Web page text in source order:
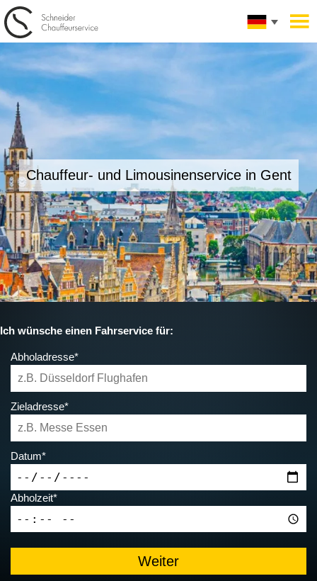
Chauffeur- und Limousinenservice in Gent
Ich wünsche einen Fahrservice für:
Abholadresse*
Zieladresse*
Datum*
Abholzeit*